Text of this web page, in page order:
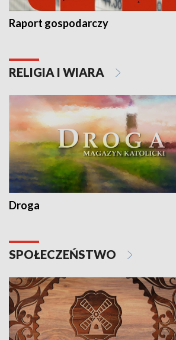
Raport gospodarczy
RELIGIA I WIARA
Droga
SPOŁECZEŃSTWO